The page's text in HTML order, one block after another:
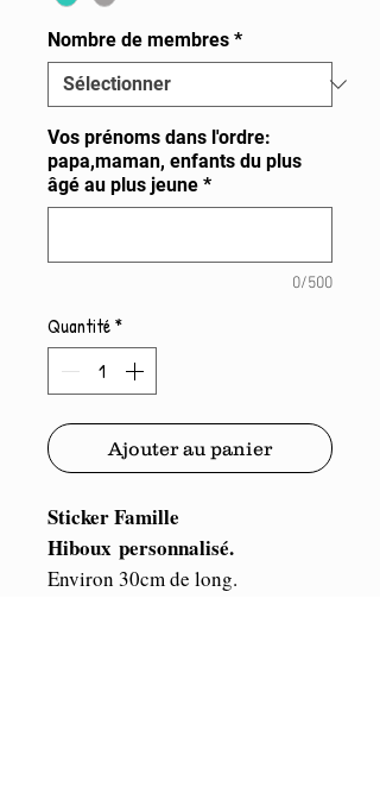
Nombre de membres *
Vos prénoms dans l'ordre:
papa,maman, enfants du plus
âgé au plus jeune *
0/500
Quantité*
Ajouter au panier
Sticker Famille
Hiboux personnalisé.
Environ 30cm de long.